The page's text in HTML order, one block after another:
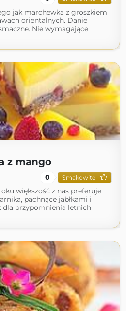
jak marchewka z groszkiem i
orientalnych. Danie
Nie wymagające
z mango
0 Smakowite
większość z nas preferuje
pachnące jabłkami i
dla przypomnienia letnich